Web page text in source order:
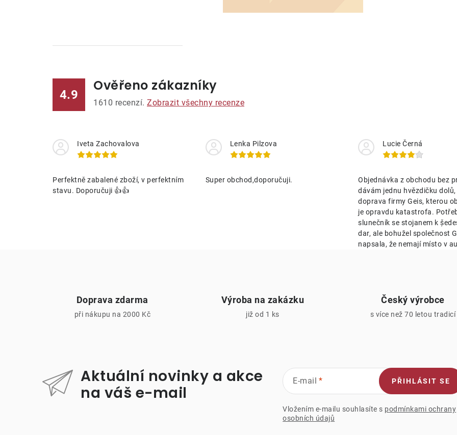
á
a
c
p
p
4.9
Ověřeno zákazníky
1610 recenzí. Zobrazit všechny recenze
Iveta Zachovalova
Perfektně zabalené zboží, v perfektním
stavu. Doporučuji 👍👍
Lenka Pilzova
Super obchod,doporučuji.
Lucie Černá
Objednávka z obchodu bez
dávám jednu hvězdičku
doprava firmy Geis, kterou
je opravdu katastrofa.
slunečník se stojanem k
dar, ale bohužel společnost
napsala, že nemají místo v
Doprava zdarma
při nákupu na 2000 Kč
Výroba na zakázku
již od 1 ks
Český výrobce
s více než 70 letou tradicí
Aktuální novinky a akce
na váš e-mail
E-mail
Vložením e-mailu souhlasíte s podmínkami ochrany
osobních údajů
PŘIHLÁSIT SE